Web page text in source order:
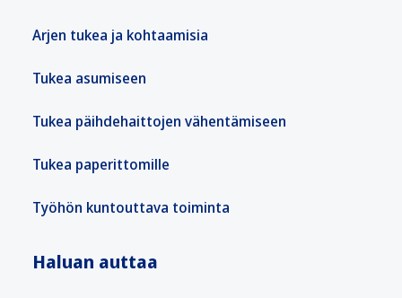
Arjen tukea ja kohtaamisia
Tukea asumiseen
Tukea päihdehaittojen vähentämiseen
Tukea paperittomille
Työhön kuntouttava toiminta
Haluan auttaa